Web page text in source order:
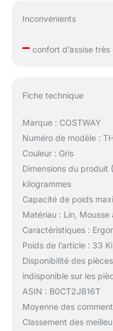
Inconvénients
–confort d’assise très
Fiche technique
Marque : COSTWAY
Numéro de modèle :
Couleur : Gris
Dimensions du
kilogrammes
Capacité de poids
Matériau : Lin,
Caractéristiques :
Poids de l’article : 33
Disponibilité des
indisponible sur les
ASIN : B0CT2JB16T
Moyenne des
Classement des